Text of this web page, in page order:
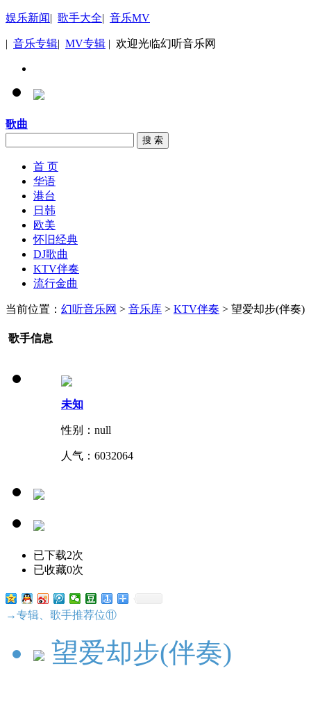
娱乐新闻| 歌手大全| 音乐MV
| 音乐专辑| MV专辑 | 欢迎光临幻听音乐网
歌曲
搜 索
首 页
华语
港台
日韩
欧美
怀旧经典
DJ歌曲
KTV伴奏
流行金曲
当前位置： 幻听音乐网 > 音乐库 > KTV伴奏 > 望爱却步(伴奏)
歌手信息
未知
性别：null
人气： 6032064
已下载2次
已收藏0次
→专辑、歌手推荐位⑪
望爱却步(伴奏)